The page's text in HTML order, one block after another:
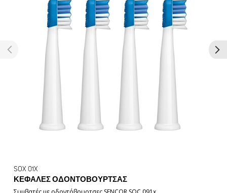
SOX 01X
ΚΕΦΑΛΈΣ ΟΔΟΝΤΌΒΟΥΡΤΣΑΣ